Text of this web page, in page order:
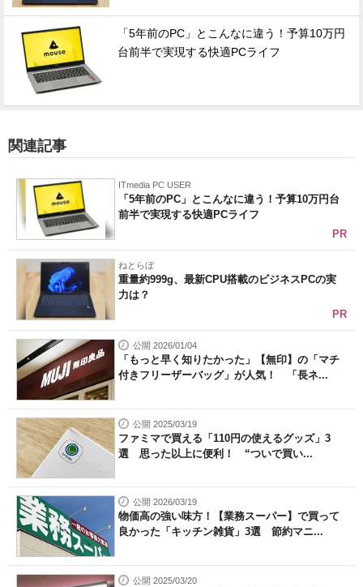
「5年前のPC」とこんなに違う！予算10万円
台前半で実現する快適PCライフ
関連記事
ITmedia PC USER
「5年前のPC」とこんなに違う！予算10万円台
前半で実現する快適PCライフ
PR
ねとらぼ
重量約999g、最新CPU搭載のビジネスPCの実
力は？
PR
公開 2026/01/04
「もっと早く知りたかった」【無印】の「マチ
付きフリーザーバッグ」が人気！ 「長ネ...
公開 2025/03/19
ファミマで買える「110円の使えるグッズ」3
選 思った以上に便利！ “ついで買い...
公開 2026/03/19
物価高の強い味方！【業務スーパー】で買って
良かった「キッチン雑貨」3選 節約マニ...
公開 2025/03/20